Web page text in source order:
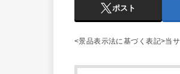
ポスト
<景品表示法に基づく表記>当